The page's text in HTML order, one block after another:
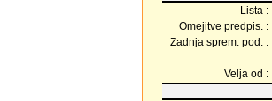
Lista :
Omejitve predpis. :
Zadnja sprem. pod. :
Velja od :